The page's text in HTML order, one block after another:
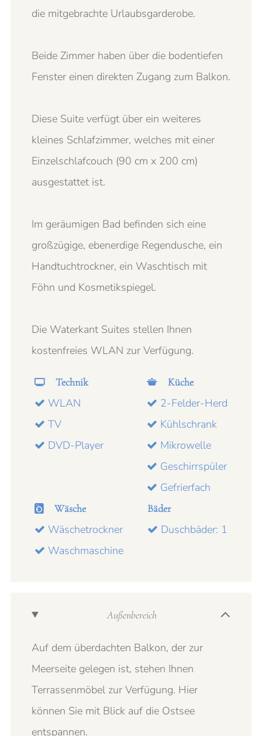
die mitgebrachte Urlaubsgarderobe.
Beide Zimmer haben über die bodentiefen
Fenster einen direkten Zugang zum Balkon.
Diese Suite verfügt über ein weiteres
kleines Schlafzimmer, welches mit einer
Einzelschlafcouch (90 cm x 200 cm)
ausgestattet ist.
Im geräumigen Bad befinden sich eine
großzügige, ebenerdige Regendusche, ein
Handtuchtrockner, ein Waschtisch mit
Föhn und Kosmetikspiegel.
Die Waterkant Suites stellen Ihnen
kostenfreies WLAN zur Verfügung.
Technik
WLAN
TV
DVD-Player
Küche
2-Felder-Herd
Kühlschrank
Mikrowelle
Geschirrspüler
Gefrierfach
Wäsche
Wäschetrockner
Waschmaschine
Bäder
Duschbäder: 1
Außenbereich
Auf dem überdachten Balkon, der zur
Meerseite gelegen ist, stehen Ihnen
Terrassenmöbel zur Verfügung. Hier
können Sie mit Blick auf die Ostsee
entspannen.